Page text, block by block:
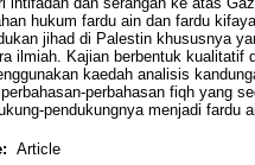
hukum fardu ain dan fardu
jihad di Palestin khususnya
ilmiah. Kajian berbentuk kualitatif
kaedah analisis
perbahasan fiqh yang
pendukungnya menjadi fardu
Article